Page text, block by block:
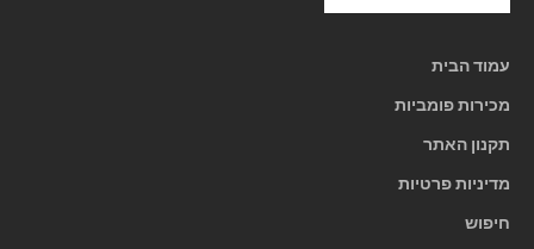
עמוד הבית
מכירות פומביות
תקנון האתר
מדיניות פרטיות
חיפוש